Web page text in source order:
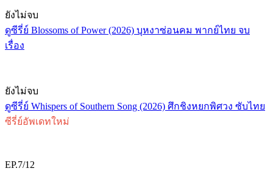
ยังไม่จบ
ดูซีรี่ย์ Blossoms of Power (2026) บุหงาซ่อนคม พากย์ไทย จบ
เรื่อง
ยังไม่จบ
ดูซีรี่ย์ Whispers of Southern Song (2026) ศึกชิงหยกพิศวง ซับไทย
ซีรี่ย์อัพเดทใหม่
EP.7/12